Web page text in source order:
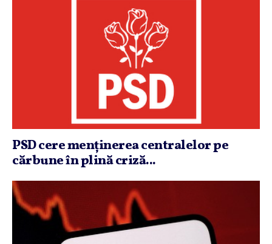
PSD cere menţinerea centralelor pe
cărbune în plină criză...